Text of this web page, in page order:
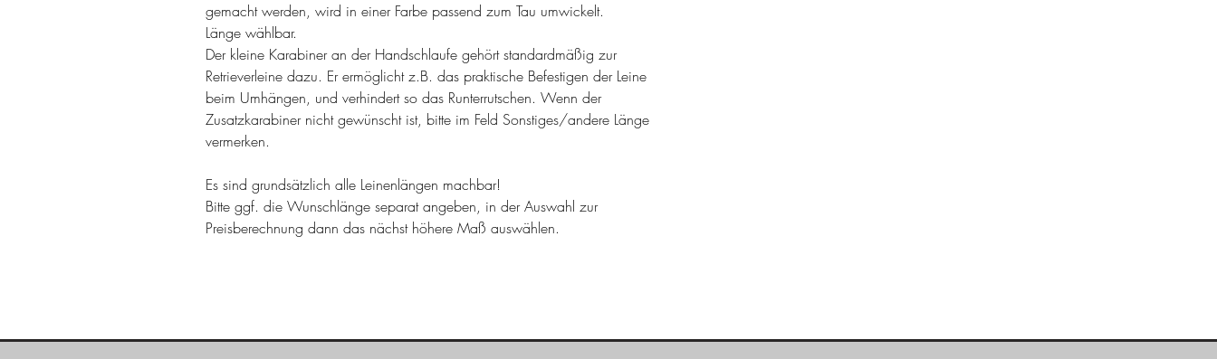
gemacht werden, wird in einer Farbe passend zum Tau umwickelt.
Länge wählbar.
Der kleine Karabiner an der Handschlaufe gehört standardmäßig zur
Retrieverleine dazu. Er ermöglicht z.B. das praktische Befestigen der Leine
beim Umhängen, und verhindert so das Runterrutschen. Wenn der
Zusatzkarabiner nicht gewünscht ist, bitte im Feld Sonstiges/andere Länge
vermerken.
Es sind grundsätzlich alle Leinenlängen machbar!
Bitte ggf. die Wunschlänge separat angeben, in der Auswahl zur
Preisberechnung dann das nächst höhere Maß auswählen.